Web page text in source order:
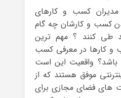
کسب و کارهای
کسب و کارشان چه گام
طی کنند ؟ مهم ترین
و کارها در معرفی کسب
باشد؟ واقعیت این است
موفق هستند که از
های فضای مجازی برای